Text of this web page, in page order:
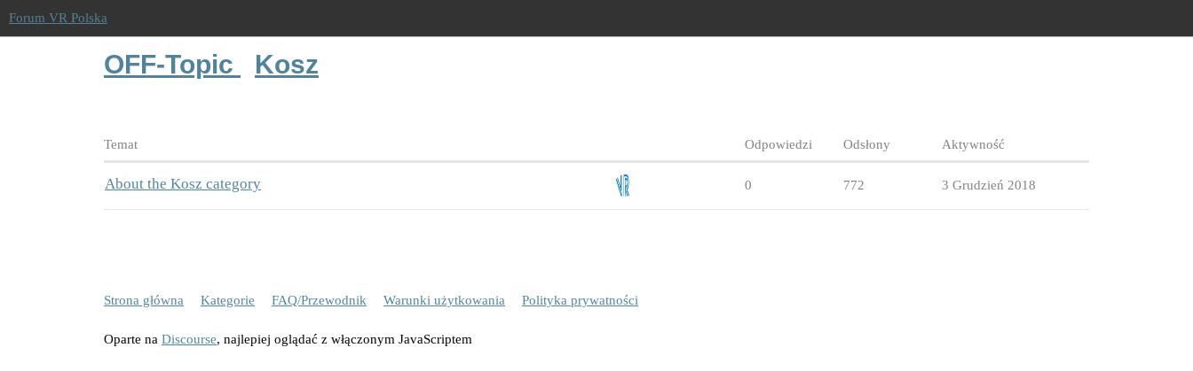
Forum VR Polska
OFF-Topic Kosz
Temat Odpowiedzi Odsłony Aktywność
About the Kosz category 0 772 3 Grudzień 2018
Strona główna Kategorie FAQ/Przewodnik Warunki użytkowania Polityka prywatności
Oparte na Discourse, najlepiej oglądać z włączonym JavaScriptem